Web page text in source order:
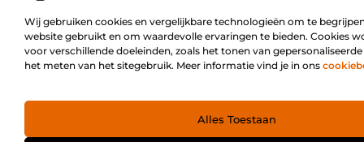
Wij gebruiken cookies en vergelijkbare technologieën om te
website gebruikt en om waardevolle ervaringen te bieden. Cookies
voor verschillende doeleinden, zoals het tonen van
het meten van het sitegebruik. Meer informatie vind je in ons
Alles Toestaan